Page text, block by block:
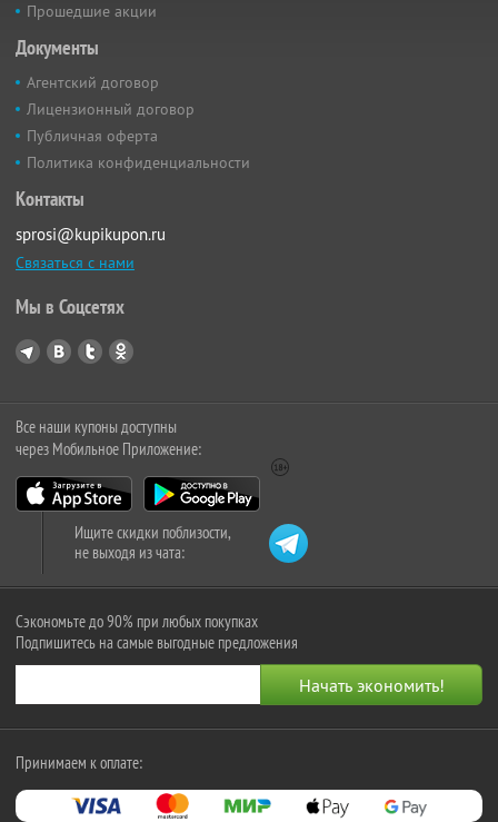
Прошедшие акции
Документы
Агентский договор
Лицензионный договор
Публичная оферта
Политика конфиденциальности
Контакты
sprosi@kupikupon.ru
Связаться с нами
Мы в Соцсетях
Все наши купоны доступны
через Мобильное Приложение:
Ищите скидки поблизости,
не выходя из чата:
Сэкономьте до 90% при любых покупках
Подпишитесь на самые выгодные предложения
Принимаем к оплате: